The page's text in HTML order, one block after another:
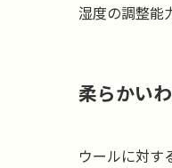
湿度の調整能
柔らかい
ウールに対す